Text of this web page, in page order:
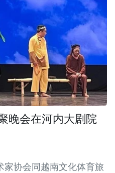
晚会在河内大剧院
家协会同越南文化体育旅